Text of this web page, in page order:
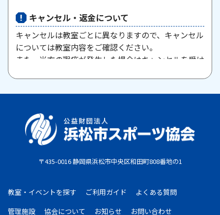
キャンセル・返金について
キャンセルは教室ごとに異なりますので、キャンセル
については教室内容をご確認ください。
また、当方の瑕疵が発生した場合はキャンセルを受け
原則として、一旦納入された参加料・受講料は返金い
としていたしません。教室期間中にケガ・病気等によ
り、医師から運動制限が出された場合は、担当者まで
ご相談ください。
・コンビニ払い：お申し込み後、7日以内にお申し込
み時に選択したコンビニエンスストア店頭にてお支払
いください。
〒435-0016 静岡県浜松市中央区和田町808番地の1
教室・イベントを探す ご利用ガイド
よくある質問
管理施設
協会について お知らせ お問い合わせ